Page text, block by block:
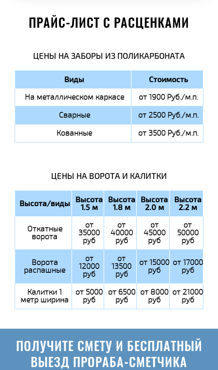
ПРАЙС-ЛИСТ С РАСЦЕНКАМИ
ЦЕНЫ НА ЗАБОРЫ ИЗ ПОЛИКАРБОНАТА
Виды Стоимость
На металлическом каркасе
от 1900 Руб./м.п.
Сварные
от 2500 Руб./м.п.
Кованные
от 3500 Руб./м.п.
ЦЕНЫ НА ВОРОТА И КАЛИТКИ
Высота/виды Высота
1.5 м
Высота
1.8 м
Высота
2.0 м
Высота
2.2 м
Откатные
ворота
от
35000
руб
от
40000
руб
от
45000
руб
от
50000
руб
Ворота
распашные
от
12000
руб
от
13500
руб
от 15000
руб
от 17000
руб
Калитки 1
метр ширина
от 5000
руб
от 6500
руб
от 8000
руб
от 21000
руб
ПОЛУЧИТЕ СМЕТУ И БЕСПЛАТНЫЙ
ВЫЕЗД ПРОРАБА-СМЕТЧИКА